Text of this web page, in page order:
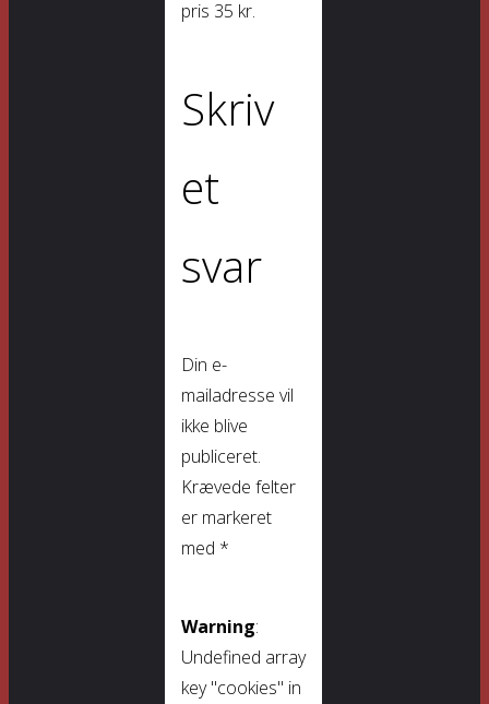
pris 35 kr.
Skriv
et
svar
Din e-
mailadresse vil
ikke blive
publiceret.
Krævede felter
er markeret
med *
Warning:
Undefined array
key "cookies" in